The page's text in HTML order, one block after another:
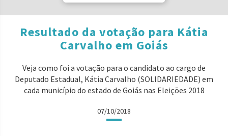
Resultado da votação para Kátia
Carvalho em Goiás
Veja como foi a votação para o candidato ao cargo de
Deputado Estadual, Kátia Carvalho (SOLIDARIEDADE) em
cada município do estado de Goiás nas Eleições 2018
07/10/2018